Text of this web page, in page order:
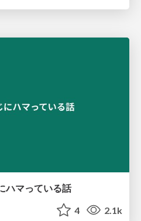
ハマっている話
4 2.1k